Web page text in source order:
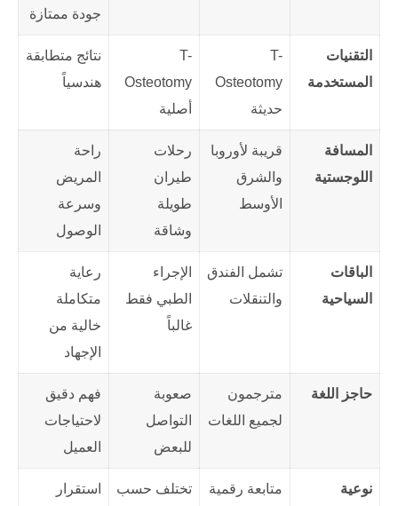
جودة ممتازة
التقنيات
المستخدمة
T-
Osteotomy
حديثة
T-
Osteotomy
أصلية
نتائج متطابقة
هندسياً
المسافة
اللوجستية
قريبة لأوروبا
والشرق
الأوسط
رحلات
طيران
طويلة
وشاقة
راحة
المريض
وسرعة
الوصول
الباقات
السياحية
تشمل الفندق
والتنقلات
الإجراء
الطبي فقط
غالباً
رعاية
متكاملة
خالية من
الإجهاد
حاجز اللغة
مترجمون
لجميع اللغات
صعوبة
التواصل
للبعض
فهم دقيق
لاحتياجات
العميل
نوعية
متابعة رقمية
تختلف حسب
استقرار